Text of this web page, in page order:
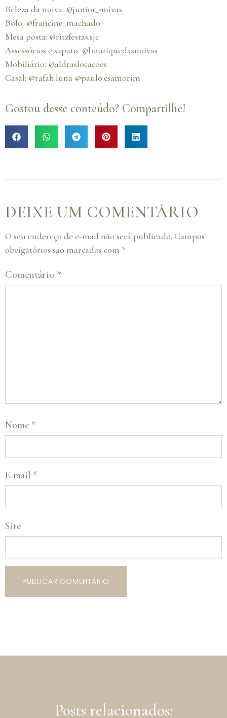
Beleza da noiva: @junior_noivas
Bolo: @francine_machado
Mesa posta: @ritzfestas.sjc
Assessórios e sapato: @boutiquedasnoivas
Mobiliário: @aldraslocacoes
Casal: @rafah.luna @paulo.csamorim
Gostou desse conteúdo? Compartilhe!
DEIXE UM COMENTÁRIO
O seu endereço de e-mail não será publicado. Campos
obrigatórios são marcados com *
Comentário *
Nome *
E-mail *
Site
Posts relacionados: